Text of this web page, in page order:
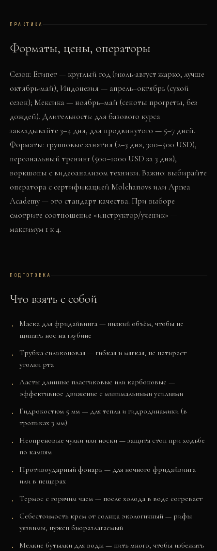
ПРАКТИКА
Форматы, цены, операторы
Сезон: Египет — круглый год (июль-август жарко, лучше
октябрь-май); Индонезия — апрель–октябрь (сухой
сезон); Мексика — ноябрь–май (сеноты прогреты, без
дождей). Длительность: для базового курса
закладывайте 3–4 дня, для продвинутого — 5–7 дней.
Форматы: групповые занятия (2–3 дня, 300–500 USD),
персональный тренинг (500–1000 USD за 3 дня),
воркшопы с видеоанализом техники. Важно: выбирайте
оператора с сертификацией Molchanovs или Apnea
Academy — это стандарт качества. При выборе
смотрите соотношение «инструктор/ученик» —
максимум 1 к 4.
ПОДГОТОВКА
Что взять с собой
Маска для фридайвинга — низкий объём, чтобы не
щипать нос на глубине
Трубка силиконовая — гибкая и мягкая, не натирает
уголки рта
Ласты длинные пластиковые или карбоновые —
эффективное движение с минимальными усилиями
Гидрокостюм 5 мм — для тепла и гидродинамики (в
тропиках 3 мм)
Неопреновые чулки или носки — защита стоп при ходьбе
по камням
Противоударный фонарь — для ночного фридайвинга
или в пещерах
Термос с горячим чаем — после холода в воде согревает
Себестоимость крем от солнца экологичный — рифы
уязвимы, нужен биоразлагаемый
Мелкие бутылки для воды — пить много, чтобы избежать